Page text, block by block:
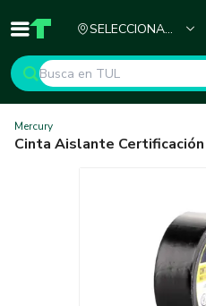
Inicio TUL - Tu Marketplace
SELECCIONA
Mercury
Cinta Aislante